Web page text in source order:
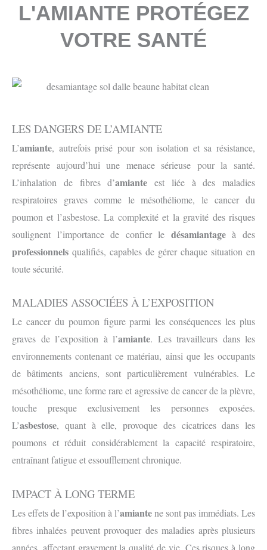
L'AMIANTE PROTÉGEZ
VOTRE SANTÉ
LES DANGERS DE L’AMIANTE
L’amiante, autrefois prisé pour son isolation et sa résistance,
représente aujourd’hui une menace sérieuse pour la santé.
L’inhalation de fibres d’amiante est liée à des maladies
respiratoires graves comme le mésothéliome, le cancer du
poumon et l’asbestose. La complexité et la gravité des risques
soulignent l’importance de confier le désamiantageà des
professionnels qualifiés, capables de gérer chaque situation en
toute sécurité.
MALADIES ASSOCIÉES À L’EXPOSITION
Le cancer du poumon figure parmi les conséquences les plus
graves de l’exposition à l’amiante. Les travailleurs dans les
environnements contenant ce matériau, ainsi que les occupants
de bâtiments anciens, sont particulièrement vulnérables. Le
mésothéliome, une forme rare et agressive de cancer de la plèvre,
touche presque exclusivement les personnes exposées.
L’asbestose, quant à elle, provoque des cicatrices dans les
poumons et réduit considérablement la capacité respiratoire,
entraînant fatigue et essoufflement chronique.
IMPACT À LONG TERME
Les effets de l’exposition à l’amiantene sont pas immédiats. Les
fibres inhalées peuvent provoquer des maladies après plusieurs
années, affectant gravement la qualité de vie. Ces risques à long